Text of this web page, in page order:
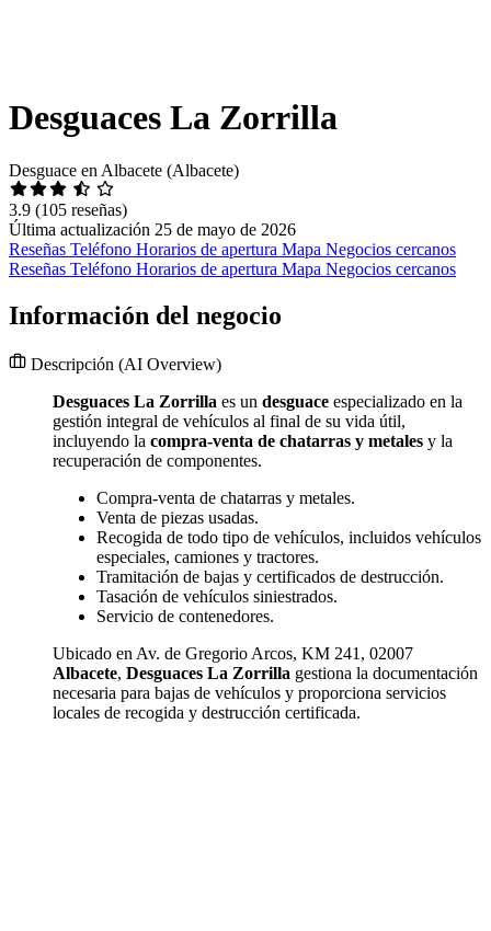
Desguaces La Zorrilla
Desguace en Albacete (Albacete)
3.9 (105 reseñas)
Última actualización 25 de mayo de 2026
Reseñas Teléfono Horarios de apertura Mapa Negocios cercanos
Reseñas Teléfono Horarios de apertura Mapa Negocios cercanos
Información del negocio
Descripción (AI Overview)
Desguaces La Zorrilla es un desguace especializado en la
gestión integral de vehículos al final de su vida útil,
incluyendo la compra-venta de chatarras y metales y la
recuperación de componentes.
Compra-venta de chatarras y metales.
Venta de piezas usadas.
Recogida de todo tipo de vehículos, incluidos vehículos
especiales, camiones y tractores.
Tramitación de bajas y certificados de destrucción.
Tasación de vehículos siniestrados.
Servicio de contenedores.
Ubicado en Av. de Gregorio Arcos, KM 241, 02007
Albacete, Desguaces La Zorrilla gestiona la documentación
necesaria para bajas de vehículos y proporciona servicios
locales de recogida y destrucción certificada.